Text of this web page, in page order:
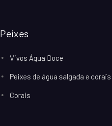
Peixes
Vivos Água Doce
Peixes de água salgada e corais
Corais